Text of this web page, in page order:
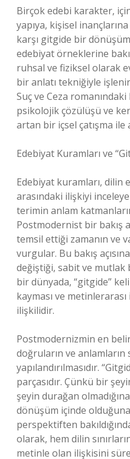
Birçok edebi karakter,
yapıya, kişisel
karşı gitgide bir
edebiyat örneklerine
ruhsal ve fiziksel olarak
bir anlatı tekniğiyle
Suç ve Ceza
psikolojik çözülüşü ve
artan bir içsel çatışma ile
Edebiyat Kuramları ve
Edebiyat kuramları, dilin
arasındaki ilişkiyi
terimin anlam
Postmodernist bir bakış
temsil ettiği zamanın ve
vurgular. Bu bakış
değiştiği, sabit ve mutlak
bir dünyada, “gitgide”
kayması ve
ilişkilidir.
Postmodernizmin en
doğruların ve
yapılandırılmasıdır.
parçasıdır. Çünkü bir
şeyin durağan
dönüşüm içinde
perspektiften
olarak, hem dilin
metinle olan ilişkisini